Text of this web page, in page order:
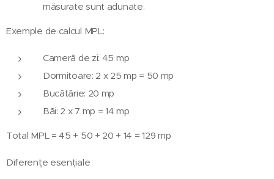
măsurate sunt adunate.
Exemple de calcul MPL:
Cameră de zi: 45 mp
Dormitoare: 2 x 25 mp = 50 mp
Bucătărie: 20 mp
Băi: 2 x 7 mp = 14 mp
Total MPL = 45 + 50 + 20 + 14 = 129 mp
Diferențe esențiale